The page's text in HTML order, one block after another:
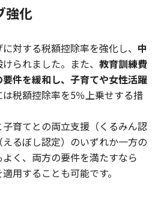
強化
対する税額控除率を強化し、 中
られました。また、 教育訓練費
件を緩和し、子育てや女性活躍
税額控除率を5％上乗せする措
育てとの両立支援（くるみん認
るぼし認定）のいずれか一方の
く、両方の要件を満たすなら
用することも可能です。